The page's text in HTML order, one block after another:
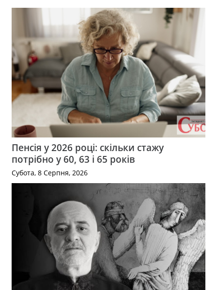
Пенсія у 2026 році: скільки стажу
потрібно у 60, 63 і 65 років
Субота, 8 Серпня, 2026